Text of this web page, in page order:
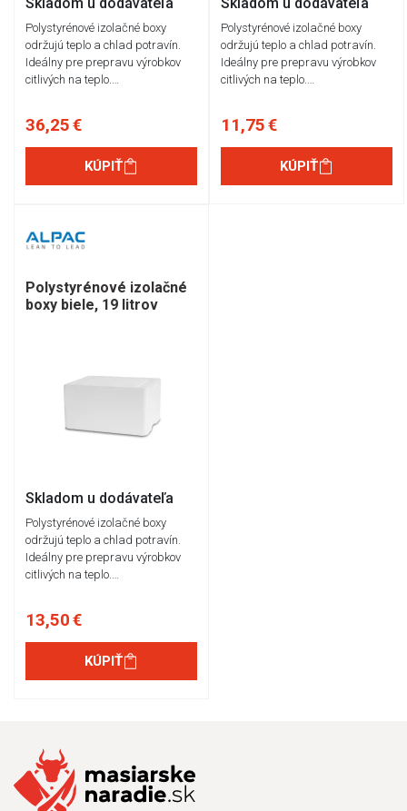
Skladom u dodávateľa
Polystyrénové izolačné boxy
održujú teplo a chlad potravín.
Ideálny pre prepravu výrobkov
citlivých na teplo.…
36,25 €
KÚPIŤ
Skladom u dodávateľa
Polystyrénové izolačné boxy
održujú teplo a chlad potravín.
Ideálny pre prepravu výrobkov
citlivých na teplo.…
11,75 €
KÚPIŤ
Polystyrénové izolačné
boxy biele, 19 litrov
Skladom u dodávateľa
Polystyrénové izolačné boxy
održujú teplo a chlad potravín.
Ideálny pre prepravu výrobkov
citlivých na teplo.…
13,50 €
KÚPIŤ